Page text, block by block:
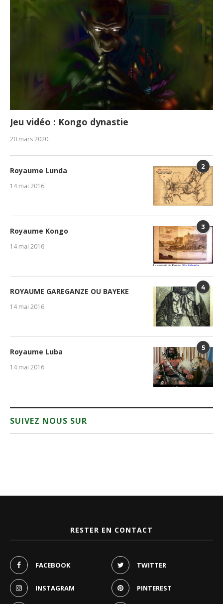
Jeu vidéo : Kongo dynastie
20 mars 2020
2
Royaume Lunda
14 mai 2016
3
Royaume Kongo
14 mai 2016
4
ROYAUME GAREGANZE OU BAYEKE
14 mai 2016
5
Royaume Luba
14 mai 2016
SUIVEZ NOUS SUR
RESTER EN CONTACT
FACEBOOK TWITTER
INSTAGRAM PINTEREST